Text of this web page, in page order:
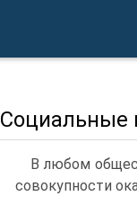
Социальные
В любом
совокупности